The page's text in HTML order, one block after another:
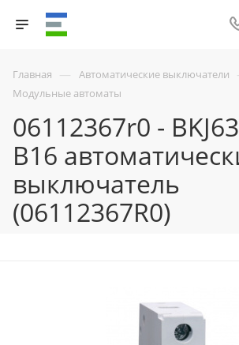
Главная — Автоматические выключатели
Модульные автоматы
06112367r0 -
B16
выключатель
(06112367R0)